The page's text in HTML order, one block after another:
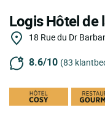
Logis Hôtel de
18 Rue du Dr
8.6/10 (83